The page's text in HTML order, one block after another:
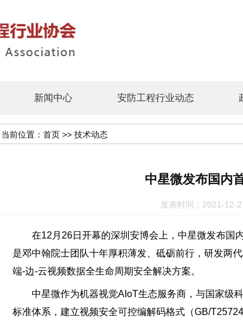
新闻中心 安防工程行业动态
当前位置： 首页 >> 技术动态
中星微发布国内
发表时间：2021-
在12月26日开幕的深圳安博会上，中星微发布国内
是邓中翰院士团队十年厚积薄发、砥砺前行，研发两
端-边-云视频数据全生命周期安全解决方案。
中星微作为机器视觉AIoT生态服务商，与国家级科
标准体系，建立视频安全可控编解码格式（GB/